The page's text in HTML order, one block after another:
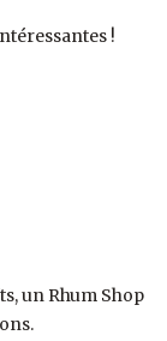
!
un Rhum Shop